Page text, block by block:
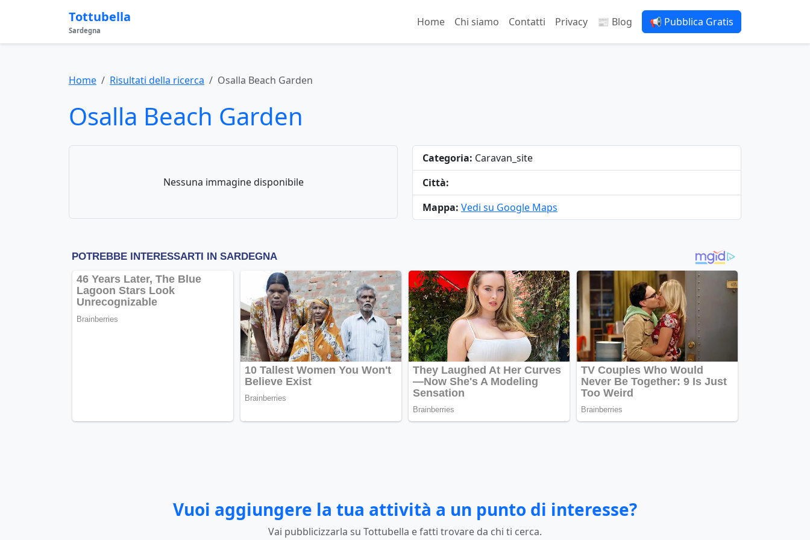
Tottubella
Sardegna
Home Chi siamo Contatti Privacy 📰 Blog 📢 Pubblica Gratis
Home Risultati della ricerca Osalla Beach Garden
Osalla Beach Garden
Nessuna immagine disponibile
Categoria: Caravan_site
Città:
Mappa: Vedi su Google Maps
Vuoi aggiungere la tua attività a un punto di interesse?
Vai pubblicizzarla su Tottubella e fatti trovare da chi ti cerca.